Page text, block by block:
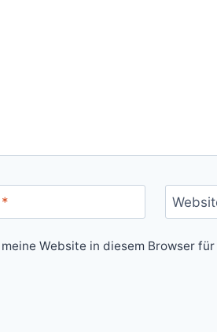
*
Website in diesem Browser